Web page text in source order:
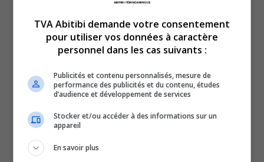
Val-d’Or : La plage Rotary de nouveau fermée
6 août 2026
TVA Abitibi demande votre consentement
pour utiliser vos données à caractère
personnel dans les cas suivants :
Publicités et contenu personnalisés, mesure de
performance des publicités et du contenu, études
d’audience et développement de services
Stocker et/ou accéder à des informations sur un
appareil
En savoir plus